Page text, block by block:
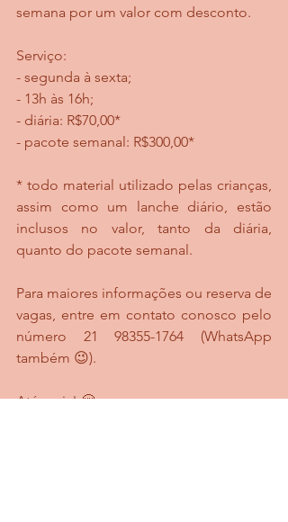
semana por um valor com desconto.
Serviço:
- segunda à sexta;
- 13h às 16h;
- diária: R$70,00*
- pacote semanal: R$300,00*
* todo material utilizado pelas crianças,
assim como um lanche diário, estão
inclusos no valor, tanto da diária,
quanto do pacote semanal.
Para maiores informações ou reserva de
vagas, entre em contato conosco pelo
número 21 98355-1764 (WhatsApp
também 😉).
Até mais! 🤗